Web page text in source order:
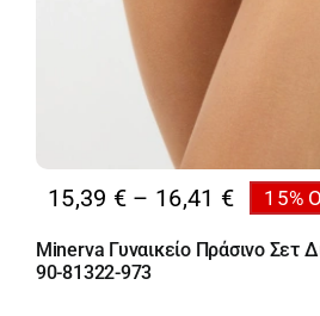
15,39 € – 16,41 €Price
15,39 €
15%
Minerva Γυναικείο Πράσινο Σετ
90-81322-973